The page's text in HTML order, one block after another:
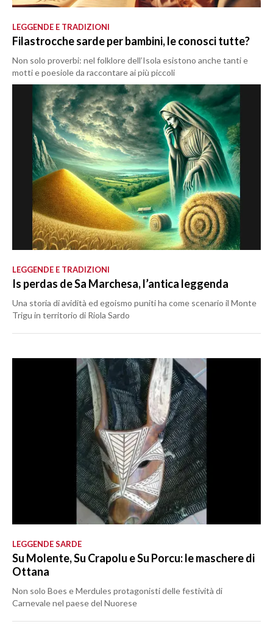
LEGGENDE E TRADIZIONI
Filastrocche sarde per bambini, le conosci tutte?
Non solo proverbi: nel folklore dell’Isola esistono anche tanti e
motti e poesiole da raccontare ai più piccoli
LEGGENDE E TRADIZIONI
Is perdas de Sa Marchesa, l’antica leggenda
Una storia di avidità ed egoismo puniti ha come scenario il Monte
Trigu in territorio di Riola Sardo
LEGGENDE SARDE
Su Molente, Su Crapolu e Su Porcu: le maschere di
Ottana
Non solo Boes e Merdules protagonisti delle festività di
Carnevale nel paese del Nuorese